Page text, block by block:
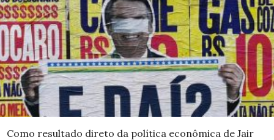
Como resultado direto da política econômica de Jair